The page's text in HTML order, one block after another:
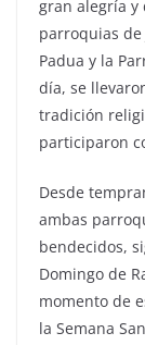
gran alegría y
parroquias de
Padua y la
día, se
tradición
participaron
Desde
ambas
bendecidos,
Domingo de
momento de
la Semana